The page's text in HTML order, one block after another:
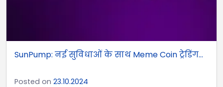
SunPump: नई सुविधाओं के साथ Meme Coin ट्रेडिंग...
Posted on 23.10.2024